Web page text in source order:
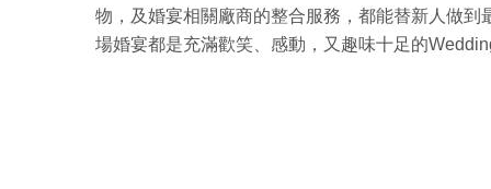
物，及婚宴相關廠商的整合服務，都能替新人做
場婚宴都是充滿歡笑、感動，又趣味十足的